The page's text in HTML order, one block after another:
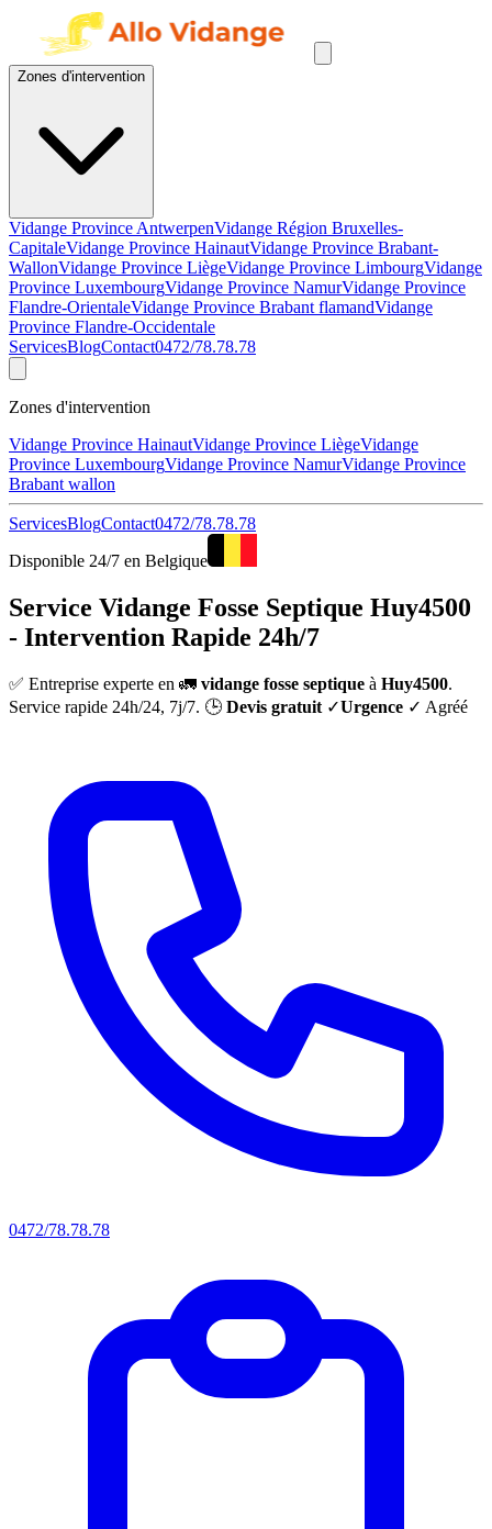
Zones d'intervention
Vidange Province AntwerpenVidange Région Bruxelles-
CapitaleVidange Province HainautVidange Province Brabant-
WallonVidange Province LiègeVidange Province LimbourgVidange
Province LuxembourgVidange Province NamurVidange Province
Flandre-OrientaleVidange Province Brabant flamandVidange
Province Flandre-Occidentale
ServicesBlogContact0472/78.78.78
Zones d'intervention
Vidange Province HainautVidange Province LiègeVidange
Province LuxembourgVidange Province NamurVidange Province
Brabant wallon
ServicesBlogContact0472/78.78.78
Disponible 24/7 en Belgique
Service Vidange Fosse Septique Huy4500
- Intervention Rapide 24h/7
✅ Entreprise experte en 🚛 vidange fosse septique à Huy4500.
Service rapide 24h/24, 7j/7. 🕒 Devis gratuit ✓Urgence ✓ Agréé
0472/78.78.78